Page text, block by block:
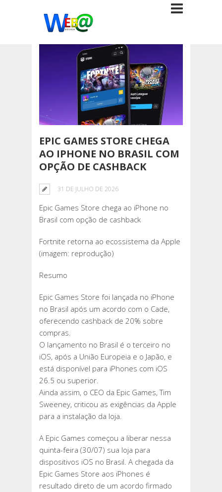
EPIC GAMES STORE CHEGA
AO IPHONE NO BRASIL COM
OPÇÃO DE CASHBACK
31 DE JULHO DE 2026
Epic Games Store chega ao iPhone no
Brasil com opção de cashback
Fortnite retorna ao ecossistema da Apple
(imagem: reprodução)
Resumo
Epic Games Store foi lançada no iPhone
no Brasil após um acordo com o Cade,
oferecendo cashback de 20% sobre
compras.
O lançamento no Brasil é o terceiro no
iOS, após a União Europeia e o Japão, e
está disponível para iPhones com iOS
26.5 ou superior.
Ainda assim, o CEO da Epic Games, Tim
Sweeney, criticou as exigências da Apple
para a instalação da loja.
A Epic Games começou a liberar nessa
quinta-feira (30/07) sua loja para
dispositivos iOS no Brasil. A chegada da
Epic Games Store aos iPhones é
resultado direto de um acordo firmado